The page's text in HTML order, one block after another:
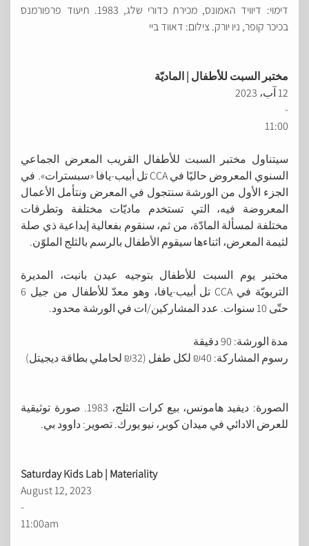
דימוי: דיוויד האמונס, מכירת כדורי שלג, 1983. תיעוד פרפורמנס
בכיכר קופר, ניו יורק. צילום: דאווד ביי
مختبر السبت للأطفال | الماديّة
12 آب، 2023
-
11:00
سيتناول مختبر السبت للأطفال القريب المعرض الجماعي
السنوي المعروض حاليًا في CCA تل أبيب-يافا «سبسترات». في
الجزء الأول من الورشة سنتجول في المعرض ونتأمل الأعمال
المعروضة فيه، التي تستخدم ماديّات مختلفة وتطرقات
مختلفة لمسألة المادّة، من ثم، سنقوم بفعالية إبداعية ذي صلة
لثيمة المعرض، اثناءها سيقوم الأطفال بالرسم بالثلج الملوّن.
مختبر يوم السبت للأطفال بتوجيه عيدن بانيت، المديرة
التربويّة في CCA تل أبيب-يافا، وهو معدّ للأطفال من جيل 6
حتّى 10 سنوات. عدد المشاركين/ات في الورشة محدود.
مدة الورشة: 90 دقيقة
رسوم المشاركة: 40₪ لكل طفل (32₪ لحاملي بطاقة ديجيتل)
الصورة: ديفيد هامونس، بيع كرات الثلج، 1983. صورة توثيقية
للعرض الادائي في ميدان كوبر، نيو يورك. تصوير: داوود بي.
Saturday Kids Lab | Materiality
August 12, 2023
-
11:00am